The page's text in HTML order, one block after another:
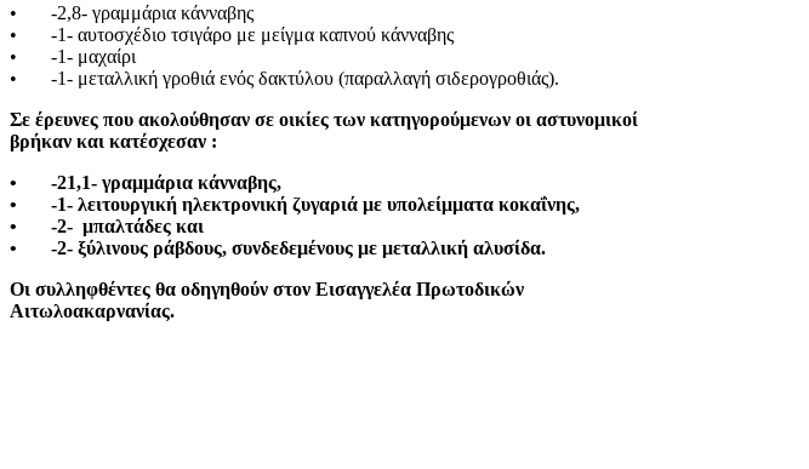
• -2,8- γραμμάρια κάνναβης
• -1- αυτοσχέδιο τσιγάρο με μείγμα καπνού κάνναβης
• -1- μαχαίρι
• -1- μεταλλική γροθιά ενός δακτύλου (παραλλαγή σιδερογροθιάς).
Σε έρευνες που ακολούθησαν σε οικίες των κατηγορούμενων οι αστυνομικοί
βρήκαν και κατέσχεσαν :
• -21,1- γραμμάρια κάνναβης,
• -1- λειτουργική ηλεκτρονική ζυγαριά με υπολείμματα κοκαΐνης,
• -2- μπαλτάδες και
• -2- ξύλινους ράβδους, συνδεδεμένους με μεταλλική αλυσίδα.
Οι συλληφθέντες θα οδηγηθούν στον Εισαγγελέα Πρωτοδικών
Αιτωλοακαρνανίας.